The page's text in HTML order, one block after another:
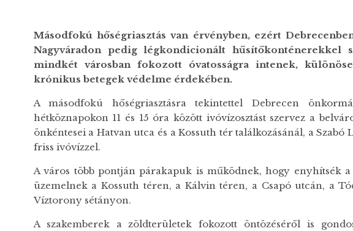
Másodfokú hőségriasztás van érvényben, ezért
Nagyváradon pedig légkondicionált hűsítőkonténerekkel
mindkét városban fokozott óvatosságra intenek,
krónikus betegek védelme érdekében.
A másodfokú hőségriasztásra tekintettel Debrecen
hétköznapokon 11 és 15 óra között ivóvízosztást szervez a
önkéntesei a Hatvan utca és a Kossuth tér találkozásánál, a
friss ivóvízzel.
A város több pontján párakapuk is működnek, hogy enyhítsék a
üzemelnek a Kossuth téren, a Kálvin téren, a Csapó utcán, a
Víztorony sétányon.
A szakemberek a zöldterületek fokozott öntözéséről is